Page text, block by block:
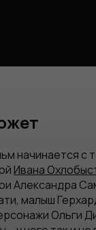
начинается с
Ивана
Александра
малыш
Ольги